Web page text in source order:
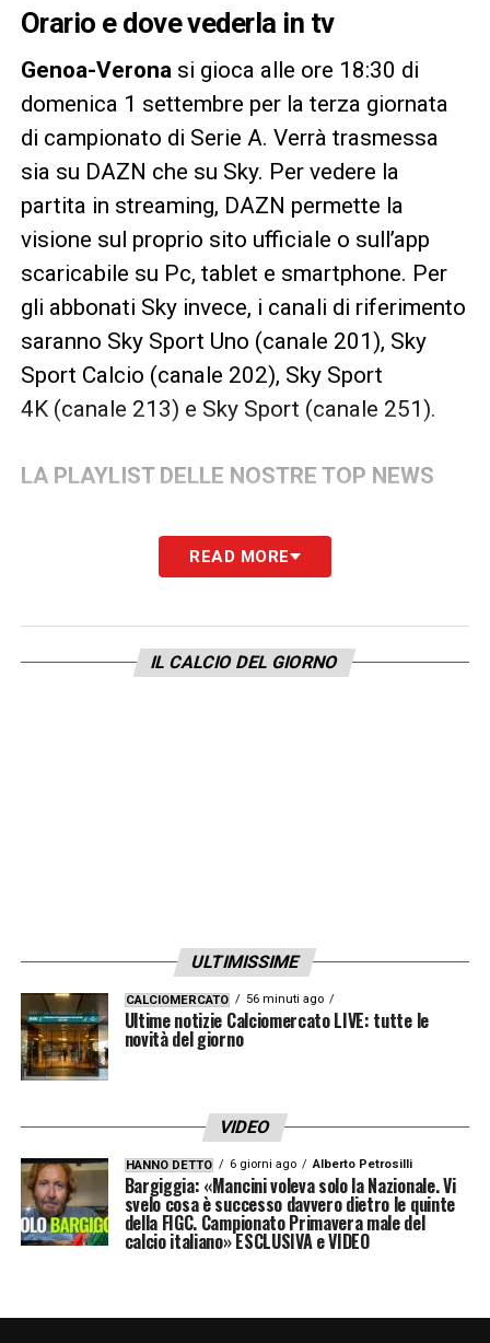
Orario e dove vederla in tv
Genoa-Verona si gioca alle ore 18:30 di
domenica 1 settembre per la terza giornata
di campionato di Serie A. Verrà trasmessa
sia su DAZN che su Sky. Per vedere la
partita in streaming, DAZN permette la
visione sul proprio sito ufficiale o sull’app
scaricabile su Pc, tablet e smartphone. Per
gli abbonati Sky invece, i canali di riferimento
saranno Sky Sport Uno (canale 201), Sky
Sport Calcio (canale 202), Sky Sport
4K (canale 213) e Sky Sport (canale 251).
LA PLAYLIST DELLE NOSTRE TOP NEWS
READ MORE
IL CALCIO DEL GIORNO
ULTIMISSIME
CALCIOMERCATO 56 minuti ago
Ultime notizie Calciomercato LIVE: tutte le
novità del giorno
VIDEO
HANNO DETTO 6 giorni ago Alberto Petrosilli
Bargiggia: «Mancini voleva solo la Nazionale. Vi
svelo cosa è successo davvero dietro le quinte
della FIGC. Campionato Primavera male del
calcio italiano» ESCLUSIVA e VIDEO